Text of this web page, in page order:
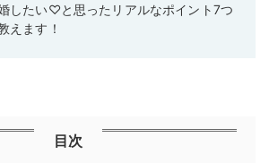
したい♡と思ったリアルなポイント7つ
えます！
目次